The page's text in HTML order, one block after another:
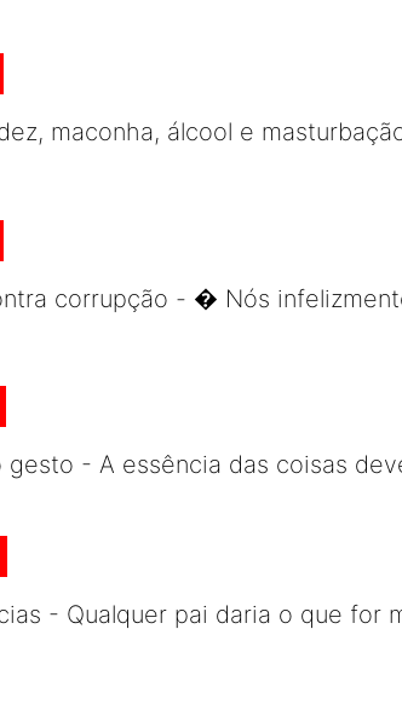
maconha, álcool e
corrupção - � Nós
gesto - A essência das coisas
- Qualquer pai daria o que for